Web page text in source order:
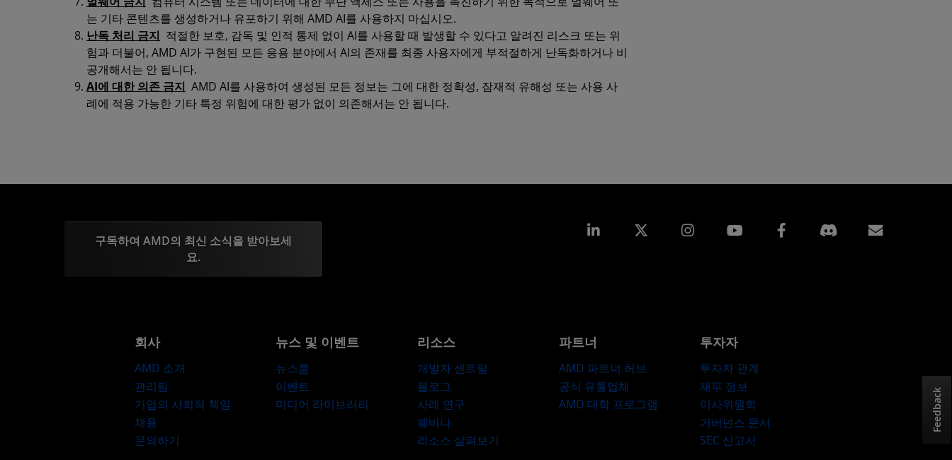
는 기타 콘텐츠를 생성하거나 유포하기 위해 AMD AI를 사용하지 마십시오.
난독 처리 금지 적절한 보호, 감독 및 인적 통제 없이 AI를 사용할 때 발생할 수 있다고 알려진 리스크 또는 위
험과 더불어, AMD AI가 구현된 모든 응용 분야에서 AI의 존재를 최종 사용자에게 부적절하게 난독화하거나 비
공개해서는 안 됩니다.
AI에 대한 의존 금지 AMD AI를 사용하여 생성된 모든 정보는 그에 대한 정확성, 잠재적 유해성 또는 사용 사
례에 적용 가능한 기타 특정 위험에 대한 평가 없이 의존해서는 안 됩니다.
구독하여 AMD의 최신 소식을 받아보세
요.
Linkedin Instagram Facebook
회사
AMD 소개
관리팀
기업의 사회적 책임
채용
문의하기
뉴스 및 이벤트
뉴스룸
이벤트
미디어 라이브러리
리소스
개발자 센트럴
블로그
사례 연구
웨비나
리소스 살펴보기
파트너
AMD 파트너 허브
공식 유통업체
AMD 대학 프로그램
투자자
투자자 관계
재무 정보
이사위원회
거버넌스 문서
SEC 신고서
Feedback